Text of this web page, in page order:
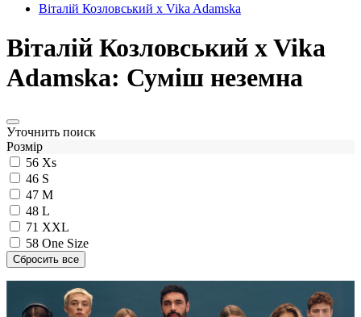
Віталій Козловський x Vika Adamska
Віталій Козловський x Vika
Adamska: Суміш неземна
Уточнить поиск
Розмір
56 Xs
46 S
47 M
48 L
71 XXL
58 One Size